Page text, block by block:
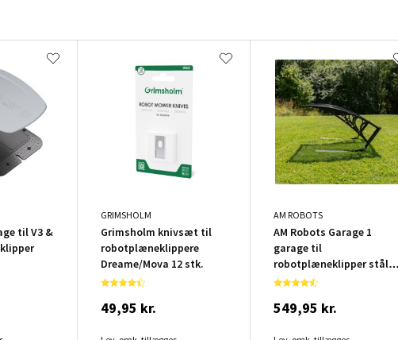
til V3 &
GRIMSHOLM
Grimsholm knivsæt til
robotplæneklippere
Dreame/Mova 12 stk.
49,95 kr.
AM ROBOTS
AM Robots Garage 1
garage til
robotplæneklipper stål
sort
549,95 kr.